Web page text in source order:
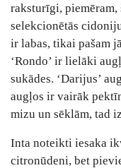
raksturīgi, piemēram,
selekcionētās
ir labas, tikai pašam
‘Rondo’ ir lielāki
sukādes. ‘Darijus’
augļos ir vairāk
mizu un sēklām, tad
Inta noteikti iesaka
citronūdeni, bet